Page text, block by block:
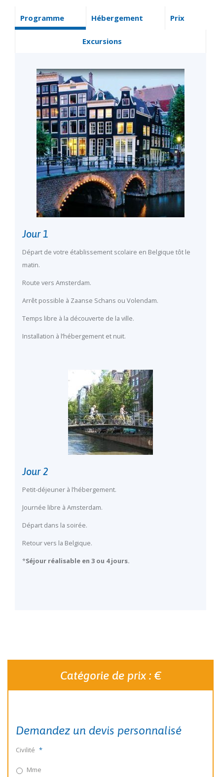
Programme Hébergement Prix
Excursions
Jour 1
Départ de votre établissement scolaire en Belgique tôt le
matin.
Route vers Amsterdam.
Arrêt possible à Zaanse Schans ou Volendam.
Temps libre à la découverte de la ville.
Installation à l’hébergement et nuit.
Jour 2
Petit-déjeuner à l’hébergement.
Journée libre à Amsterdam.
Départ dans la soirée.
Retour vers la Belgique.
*Séjour réalisable en 3 ou 4 jours.
Catégorie de prix : €
Demandez un devis personnalisé
Civilité *
Mme